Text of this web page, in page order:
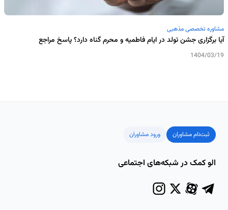
مشاوره تخصصی مذهبی
آیا برگزاری جشن تولد در ایام فاطمیه و محرم گناه دارد؟ پاسخ مراجع
1404/03/19
ثبت‌نام مشاوران ورود مشاوران
الو کمک در شبکه‌های اجتماعی